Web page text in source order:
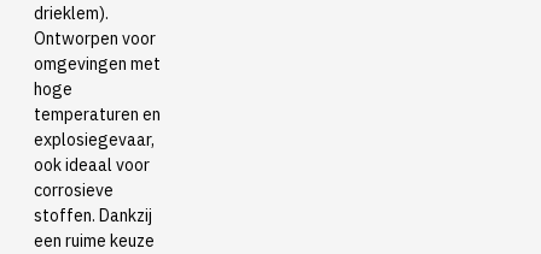
drieklem).
Ontworpen voor
omgevingen met
hoge
temperaturen en
explosiegevaar,
ook ideaal voor
corrosieve
stoffen. Dankzij
een ruime keuze